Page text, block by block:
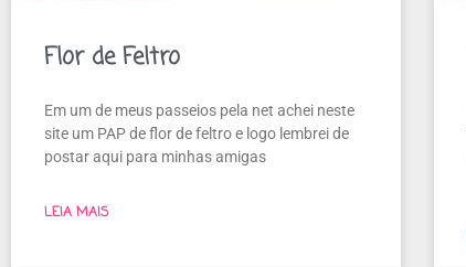
Flor de Feltro
Em um de meus passeios pela net achei neste
site um PAP de flor de feltro e logo lembrei de
postar aqui para minhas amigas
LEIA MAIS